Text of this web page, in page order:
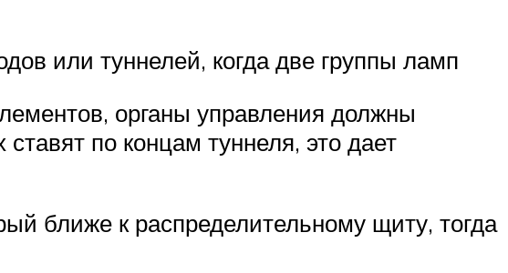
или туннелей, когда две группы ламп
органы управления должны
по концам туннеля, это дает
ближе к распределительному щиту, тогда